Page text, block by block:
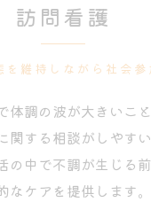
訪問看護
を維持しながら社会参
体調の波が大きいこ
関する相談がしやす
の中で不調が生じる
なケアを提供します